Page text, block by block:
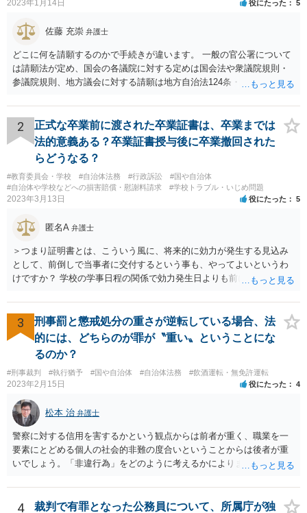
2023年1月14日 役にたった 5
佐藤 充崇 弁護士
どこに何を請願するのかで手続きが違います。 一般の官公署について
は請願法が定め、国会の各議院に対する定めは国会法や衆議院規則・
参議院規則、地方議会に対する請願は地方自治法124条・125条が定め
スムースかと思います。
2
正式な卒業前に渡された卒業証書は、卒業までは
法的意義ある？卒業証書授与後に卒業撤回された
らどうなる？
#教育委員会・学校 #自治体法務 #行政訴訟
#国や自治体
#自治体や学校などへの損害賠償・慰謝料請求
#学校トラブル・いじめ問題
2023年3月13日 役にたった 5
匿名A 弁護士
＞つまり証明書とは、こういう風に、将来的に効力が発生する見込み
として、前倒しで当事者に交付するという事も、やってよいというわ
けですか？ 学校の学事日程の関係で効力発生日よりも前に交付したか
でしょう。 両者をそろえるに越したことはないですが、卒業式の日程
自体は各学校によって慣例として定められることが多いですし、学籍
離脱日も、学校によって異なるようですから、そのこと自体に特に問
題はないでしょう。 ＞万一、効力発生日より前に、その効力が無効と
なる出来事が起こったとしたら、その証明書は効力を発生する事な
く、証明書としては無効化されるということですね？ そう考えるのが
自然でしょう。 ただし、卒業証書自体は、通常記載されている内容
が、全課程を修了したという事実について記載されており、卒業式時
点では、そのこと自体は過去の事実として間違いないので、卒業証書
自体の無効かどうかという法的な効力を議論するものではないでしょ
う。 問題は、証書そのものではなく、在学中に何らかの問題を起こし
て学籍を剥奪されたかどうか、ということなので、厳密に言えば卒業
証書自体の議論とは直接関係しないと思います。
3
刑事罰と懲戒処分の重さが逆転している場合、法
的には、どちらのが罪が〝重い〟ということにな
るのか？
#刑事裁判 #執行猶予 #国や自治体 #自治体法務 #飲酒運転・無免許運転
2023年2月15日 役にたった 4
松本 治 弁護士
警察に対する信用を害するかという観点からは前者が重く、職業を一
要素にとどめる個人の社会的非難の度合いということからは後者が重
いでしょう。「非違行為」をどのように考えるかによります。
4
裁判で有罪となった公務員について、所属庁が独